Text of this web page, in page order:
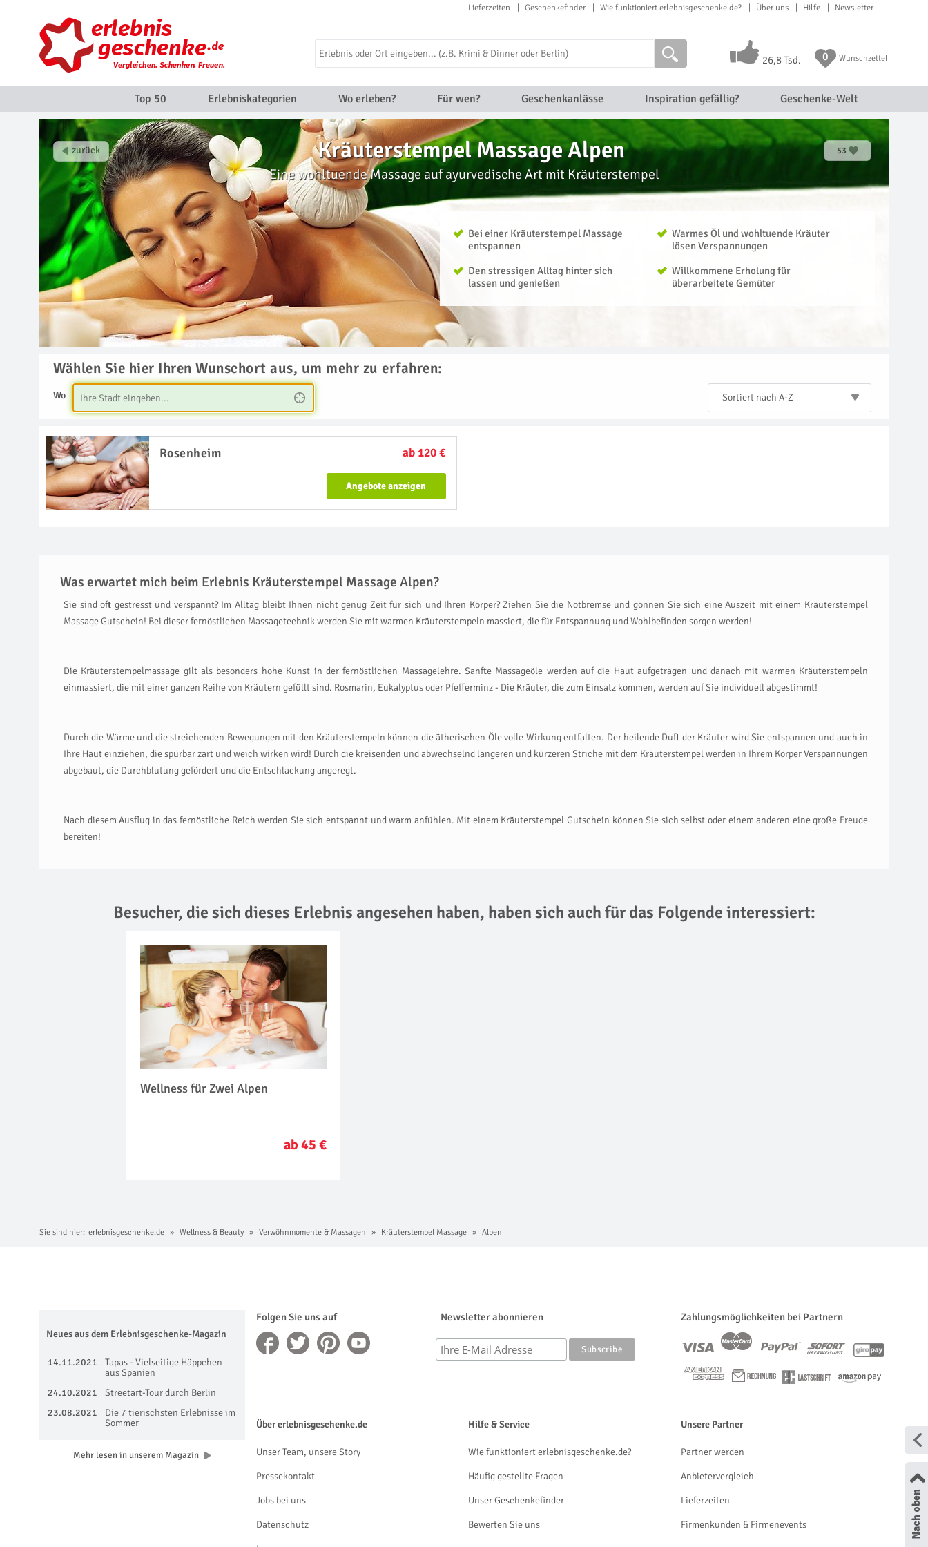
Lieferzeiten Geschenkefinder Wie funktioniert erlebnisgeschenke.de? Über uns Hilfe Newsletter
26,8 Tsd. 0 Wunschzettel
Top 50 Erlebniskategorien Wo erleben? Für wen? Geschenkanlässe Inspiration gefällig? Geschenke-Welt
Kräuterstempel Massage Alpen 53
Eine wohltuende Massage auf ayurvedische Art mit Kräuterstempel
Bei einer Kräuterstempel Massage
entspannen
Warmes Öl und wohltuende Kräuter
lösen Verspannungen
Den stressigen Alltag hinter sich
lassen und genießen
Willkommene Erholung für
überarbeitete Gemüter
Wählen Sie hier Ihren Wunschort aus, um mehr zu erfahren:
Wo Sortiert nach A-Z
Rosenheim ab 120 €
Angebote anzeigen
Was erwartet mich beim Erlebnis Kräuterstempel Massage Alpen?
Sie sind oft gestresst und verspannt? Im Alltag bleibt Ihnen nicht genug Zeit für sich und Ihren Körper? Ziehen Sie die Notbremse und gönnen Sie sich eine Auszeit mit einem Kräuterstempel
Massage Gutschein! Bei dieser fernöstlichen Massagetechnik werden Sie mit warmen Kräuterstempeln massiert, die für Entspannung und Wohlbefinden sorgen werden!
Die Kräuterstempelmassage gilt als besonders hohe Kunst in der fernöstlichen Massagelehre. Sanfte Massageöle werden auf die Haut aufgetragen und danach mit warmen Kräuterstempeln
einmassiert, die mit einer ganzen Reihe von Kräutern gefüllt sind. Rosmarin, Eukalyptus oder Pfefferminz - Die Kräuter, die zum Einsatz kommen, werden auf Sie individuell abgestimmt!
Durch die Wärme und die streichenden Bewegungen mit den Kräuterstempeln können die ätherischen Öle volle Wirkung entfalten. Der heilende Duft der Kräuter wird Sie entspannen und auch in
Ihre Haut einziehen, die spürbar zart und weich wirken wird! Durch die kreisenden und abwechselnd längeren und kürzeren Striche mit dem Kräuterstempel werden in Ihrem Körper Verspannungen
abgebaut, die Durchblutung gefördert und die Entschlackung angeregt.
Nach diesem Ausflug in das fernöstliche Reich werden Sie sich entspannt und warm anfühlen. Mit einem Kräuterstempel Gutschein können Sie sich selbst oder einem anderen eine große Freude
bereiten!
Besucher, die sich dieses Erlebnis angesehen haben, haben sich auch für das Folgende interessiert:
Wellness für Zwei Alpen
ab 45 €
Sie sind hier: erlebnisgeschenke.de Wellness & Beauty Verwöhnmomente & Massagen Kräuterstempel Massage Alpen
Folgen Sie uns auf Newsletter abonnieren Zahlungsmöglichkeiten bei Partnern
Neues aus dem Erlebnisgeschenke-Magazin
14.11.2021
Tapas - Vielseitige Häppchen
aus Spanien
24.10.2021
Streetart-Tour durch Berlin
23.08.2021
Die 7 tierischsten Erlebnisse im
Sommer
Mehr lesen in unserem Magazin
Über erlebnisgeschenke.de
Unser Team, unsere Story
Pressekontakt
Jobs bei uns
Datenschutz
Hilfe & Service
Wie funktioniert erlebnisgeschenke.de?
Häufig gestellte Fragen
Unser Geschenkefinder
Bewerten Sie uns
Unsere Partner
Partner werden
Anbietervergleich
Lieferzeiten
Firmenkunden & Firmenevents